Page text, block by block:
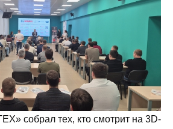
собрал тех, кто смотрит на 3D-